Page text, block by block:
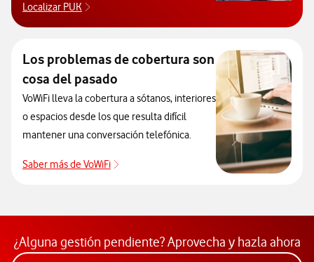
Localizar PUK
Para poder consultar el código PUK y
Los problemas de cobertura son
cosa del pasado
VoWiFi lleva la cobertura a sótanos, interiores
o espacios desde los que resulta difícil
mantener una conversación telefónica.
Saber más de VoWiFi
Pulsar para consultar el servicio que
¿Alguna gestión pendiente? Aprovecha y hazla ahora